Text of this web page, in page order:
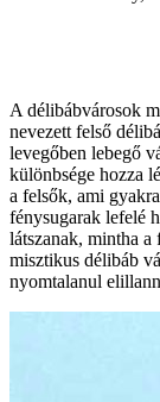
A délibábvárosok
nevezett felső
levegőben lebegő
különbsége hozza
a felsők, ami
fénysugarak lefelé
látszanak, mintha
misztikus délibáb
nyomtalanul